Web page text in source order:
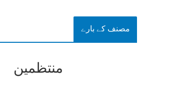
مصنف کے بارے
منتظمین